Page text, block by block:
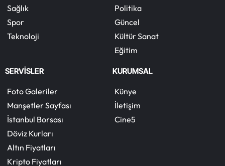
Sağlık
Spor
Teknoloji
Politika
Güncel
Kültür Sanat
Eğitim
SERVİSLER
Foto Galeriler
Manşetler Sayfası
İstanbul Borsası
Döviz Kurları
Altın Fiyatları
Kripto Fiyatları
KURUMSAL
Künye
İletişim
Cine5